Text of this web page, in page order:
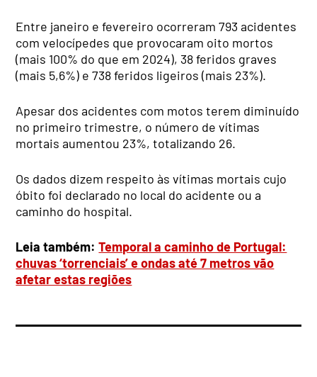
Entre janeiro e fevereiro ocorreram 793 acidentes
com velocípedes que provocaram oito mortos
(mais 100% do que em 2024), 38 feridos graves
(mais 5,6%) e 738 feridos ligeiros (mais 23%).
Apesar dos acidentes com motos terem diminuído
no primeiro trimestre, o número de vítimas
mortais aumentou 23%, totalizando 26.
Os dados dizem respeito às vítimas mortais cujo
óbito foi declarado no local do acidente ou a
caminho do hospital.
Leia também:Temporal a caminho de Portugal:
chuvas ‘torrenciais’ e ondas até 7 metros vão
afetar estas regiões